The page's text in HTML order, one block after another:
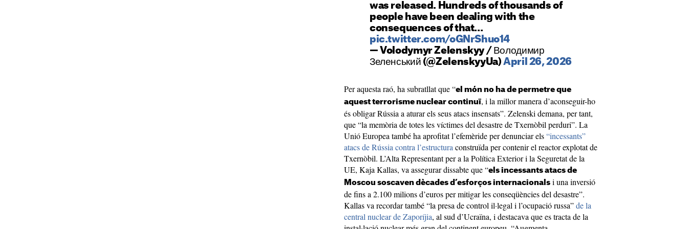
was released. Hundreds of thousands of
people have been dealing with the
consequences of that…
pic.twitter.com/oGNrShuo14
— Volodymyr Zelenskyy / Володимир
Зеленський (@ZelenskyyUa)April 26, 2026
Per aquesta raó, ha subratllat que “el món no ha de permetre que
aquest terrorisme nuclear continuï, i la millor manera d’aconseguir-ho
és obligar Rússia a aturar els seus atacs insensats”. Zelenski demana, per tant,
que “la memòria de totes les víctimes del desastre de Txernòbil perduri”. La
Unió Europea també ha aprofitat l’efemèride per denunciar els“incessants”
atacs de Rússia contra l’estructura construïda per contenir el reactor explotat de
Txernòbil. L’Alta Representant per a la Política Exterior i la Seguretat de la
UE, Kaja Kallas, va assegurar dissabte que “els incessants atacs de
Moscou soscaven dècades d’esforços internacionals i una inversió
de fins a 2.100 milions d’euros per mitigar les conseqüències del desastre”.
Kallas va recordar també “la presa de control il·legal i l’ocupació russa”de la
central nuclear de Zaporíjia, al sud d’Ucraïna, i destacava que es tracta de la